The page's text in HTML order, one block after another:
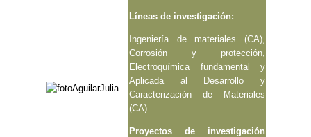
Líneas de investigación:
Ingeniería de materiales (CA),
Corrosión y protección,
Electroquímica fundamental y
Aplicada al Desarrollo y
Caracterización de Materiales
(CA).
Proyectos de investigación